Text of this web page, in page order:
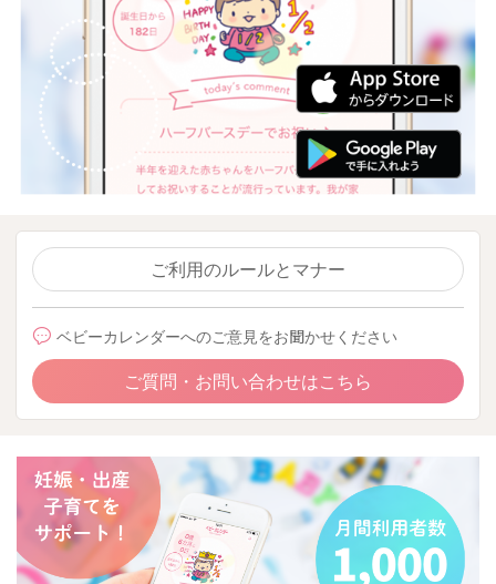
ご利用のルールとマナー
ベビーカレンダーへのご意見をお聞かせください
ご質問・お問い合わせはこちら